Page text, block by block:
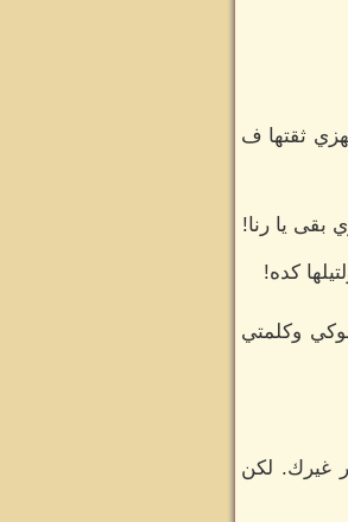
ثقتها ف
يا رنا!
كده!
وكلمتي
غيرك. لكن